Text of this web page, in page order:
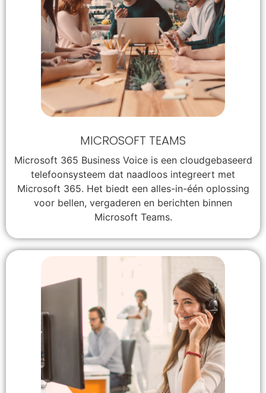
MICROSOFT TEAMS
Microsoft 365 Business Voice is een cloudgebaseerd
telefoonsysteem dat naadloos integreert met
Microsoft 365. Het biedt een alles-in-één oplossing
voor bellen, vergaderen en berichten binnen
Microsoft Teams.